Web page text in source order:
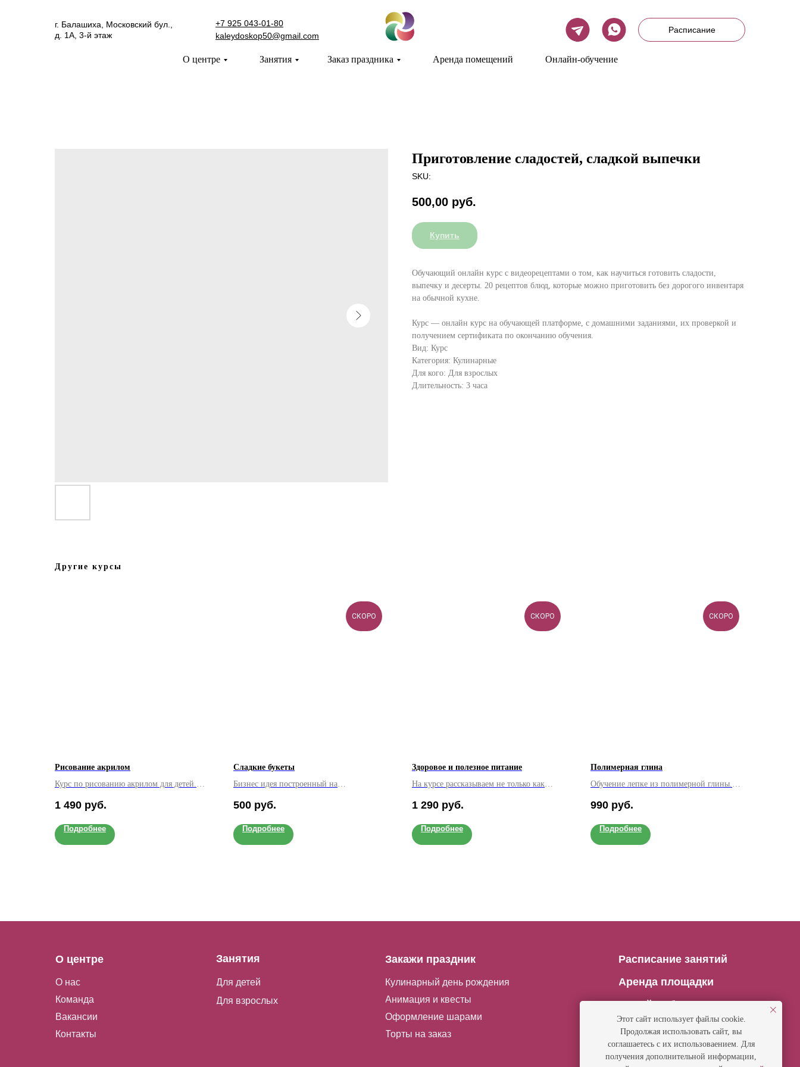
г. Балашиха, Московский бул.,
д. 1А, 3-й этаж
+7 925 043-01-80
kaleydoskop50@gmail.com
Расписание
О центре Занятия Заказ праздника Аренда помещений Онлайн-обучение
Приготовление сладостей, сладкой выпечки
SKU:
500,00 руб.
Купить
Обучающий онлайн курс с видеорецептами о том, как научиться готовить сладости,
выпечку и десерты. 20 рецептов блюд, которые можно приготовить без дорогого инвентаря
на обычной кухне.
Курс — онлайн курс на обучающей платформе, с домашними заданиями, их проверкой и
получением сертификата по окончанию обучения.
Вид: Курс
Категория: Кулинарные
Для кого: Для взрослых
Длительность: 3 часа
Другие курсы
Рисование акрилом
Курс по рисованию акрилом для детей.
1 490 руб.
Подробнее
СКОРО
Сладкие букеты
Бизнес идея построенный на
конфет. Узнайте, что потребуется на
и методы поиска клиентов.
500 руб.
Подробнее
СКОРО
Здоровое и полезное питание
На курсе рассказываем не только как
пордуктов, но и почему их важно есть и
Программа из 10 уроков.
1 290 руб.
Подробнее
СКОРО
Полимерная глина
Обучение лепке из полимерной глины.
интерьера.
990 руб.
Подробнее
Расписание занятий
Аренда площадки
Онлайн-обучение
Занятия
Для взрослых
Для детей
Закажи праздник
Кулинарный день рождения
Анимация и квесты
Оформление шарами
Торты на заказ
О центре
О нас
Команда
Вакансии
Контакты
Этот сайт использует файлы cookie.
Продолжая использовать сайт, вы
соглашаетесь с их использоваением. Для
получения дополнительной информации,